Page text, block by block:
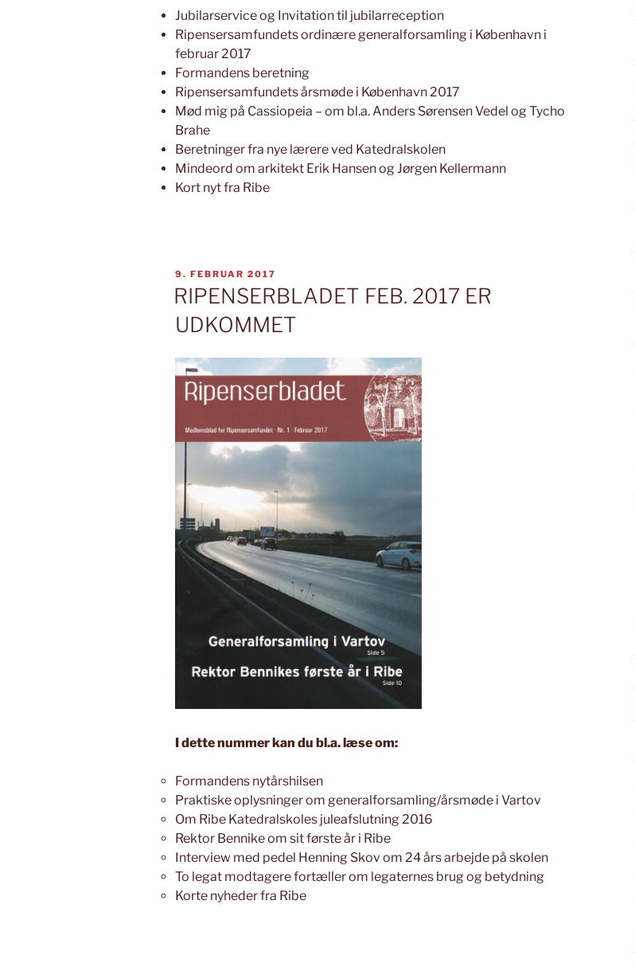
Jubilarservice og Invitation til jubilarreception
Ripensersamfundets ordinære generalforsamling i København i
februar 2017
Formandens beretning
Ripensersamfundets årsmøde i København 2017
Mød mig på Cassiopeia – om bl.a. Anders Sørensen Vedel og Tycho
Brahe
Beretninger fra nye lærere ved Katedralskolen
Mindeord om arkitekt Erik Hansen og Jørgen Kellermann
Kort nyt fra Ribe
UDGIVET
DEN
9. FEBRUAR 2017
RIPENSERBLADET FEB. 2017 ER
UDKOMMET
I dette nummer kan du bl.a. læse om:
Formandens nytårshilsen
Praktiske oplysninger om generalforsamling/årsmøde i Vartov
Om Ribe Katedralskoles juleafslutning 2016
Rektor Bennike om sit første år i Ribe
Interview med pedel Henning Skov om 24 års arbejde på skolen
To legat modtagere fortæller om legaternes brug og betydning
Korte nyheder fra Ribe